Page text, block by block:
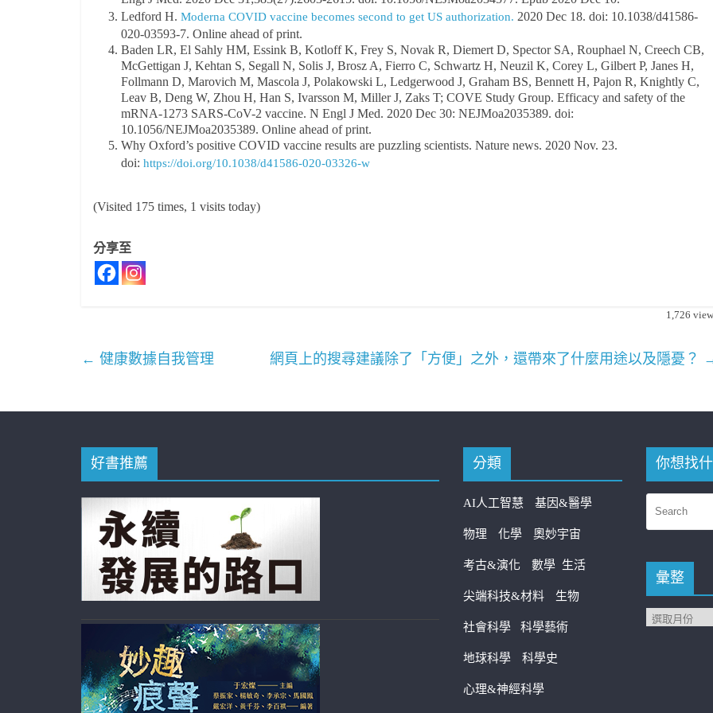
Ledford H. Moderna COVID vaccine becomes second to get US authorization. 2020 Dec 18. doi: 10.1038/d41586-
020-03593-7. Online ahead of print.
Baden LR, El Sahly HM, Essink B, Kotloff K, Frey S, Novak R, Diemert D, Spector SA, Rouphael N, Creech CB,
McGettigan J, Kehtan S, Segall N, Solis J, Brosz A, Fierro C, Schwartz H, Neuzil K, Corey L, Gilbert P, Janes H,
Follmann D, Marovich M, Mascola J, Polakowski L, Ledgerwood J, Graham BS, Bennett H, Pajon R, Knightly C,
Leav B, Deng W, Zhou H, Han S, Ivarsson M, Miller J, Zaks T; COVE Study Group. Efficacy and safety of the
mRNA-1273 SARS-CoV-2 vaccine. N Engl J Med. 2020 Dec 30: NEJMoa2035389. doi:
10.1056/NEJMoa2035389. Online ahead of print.
Why Oxford’s positive COVID vaccine results are puzzling scientists. Nature news. 2020 Nov. 23.
doi: https://doi.org/10.1038/d41586-020-03326-w
(Visited 175 times, 1 visits today)
分享至
1,726
← 健康數據自我管理 網頁上的搜尋建議除了「方便」之外，還帶來了什麼用途以及隱憂？
好書推薦 分類
AI人工智慧 基因&醫學
物理 化學 奧妙宇宙
考古&演化 數學 生活
尖端科技&材料 生物
社會科學 科學藝術
地球科學 科學史
心理&神經科學
你想找
彙整